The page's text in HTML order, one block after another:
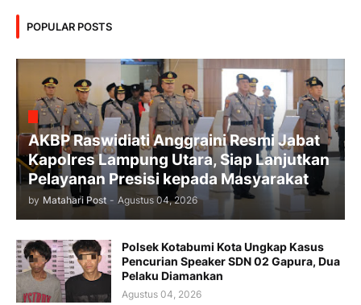
POPULAR POSTS
AKBP Raswidiati Anggraini Resmi Jabat
Kapolres Lampung Utara, Siap Lanjutkan
Pelayanan Presisi kepada Masyarakat
by Matahari Post - Agustus 04, 2026
Polsek Kotabumi Kota Ungkap Kasus
Pencurian Speaker SDN 02 Gapura, Dua
Pelaku Diamankan
Agustus 04, 2026